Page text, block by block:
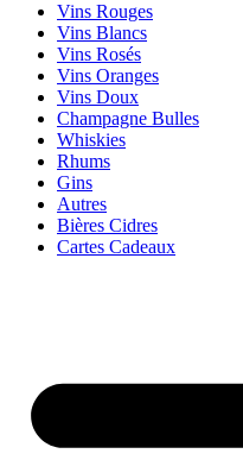
Vins Rouges
Vins Blancs
Vins Rosés
Vins Oranges
Vins Doux
Champagne Bulles
Whiskies
Rhums
Gins
Autres
Bières Cidres
Cartes Cadeaux